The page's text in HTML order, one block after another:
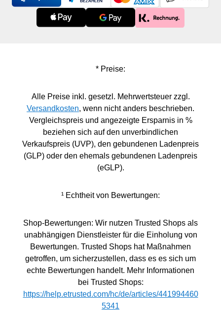
* Preise:
Alle Preise inkl. gesetzl. Mehrwertsteuer zzgl.
Versandkosten, wenn nicht anders beschrieben.
Vergleichspreis und angezeigte Ersparnis in %
beziehen sich auf den unverbindlichen
Verkaufspreis (UVP), den gebundenen Ladenpreis
(GLP) oder den ehemals gebundenen Ladenpreis
(eGLP).
¹ Echtheit von Bewertungen:
Shop-Bewertungen: Wir nutzen Trusted Shops als
unabhängigen Dienstleister für die Einholung von
Bewertungen. Trusted Shops hat Maßnahmen
getroffen, um sicherzustellen, dass es es sich um
echte Bewertungen handelt. Mehr Informationen
bei Trusted Shops:
https://help.etrusted.com/hc/de/articles/441994460
5341